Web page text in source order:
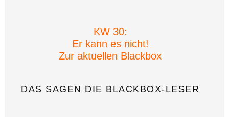
KW 30:
Er kann es nicht!
Zur aktuellen Blackbox
DAS SAGEN DIE BLACKBOX-LESER